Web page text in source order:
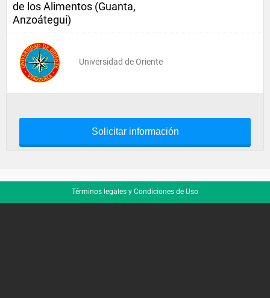
de los Alimentos (Guanta,
Anzoátegui)
Universidad de Oriente
Solicitar información
Términos legales y Condiciones de Uso